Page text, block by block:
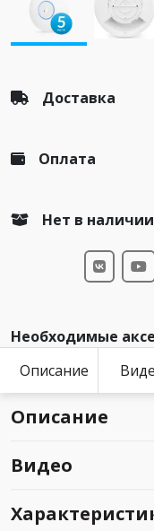
Доставка
Оплата
Нет в наличии
Необходимые
Описание
Описание
Видео